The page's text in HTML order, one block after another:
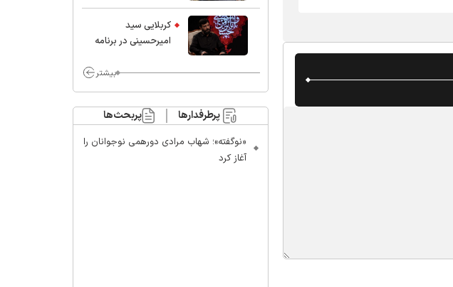
کربلایی سید
امیر‌حسینی در برنامه
محسن چاوشی چه
مراقب ماست/ مردم
دهن تفرقه افکنان بزنند
بیشتر
پرطرفدارها پربحث‌ها
«نوگفته»؛ شهاب مرادی دورهمی نوجوانان را
آغاز کرد